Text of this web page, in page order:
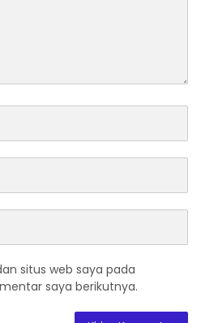
situs web saya pada
saya berikutnya.